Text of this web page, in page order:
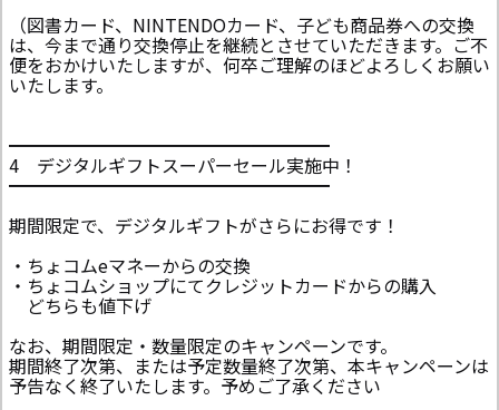
（図書カード、NINTENDOカード、子ども商品券への交換
は、今まで通り交換停止を継続とさせていただきます。ご不
便をおかけいたしますが、何卒ご理解のほどよろしくお願い
いたします。
━━━━━━━━━━━━━━━━━━
4 デジタルギフトスーパーセール実施中！
━━━━━━━━━━━━━━━━━━
期間限定で、デジタルギフトがさらにお得です！
・ちょコムeマネーからの交換
・ちょコムショップにてクレジットカードからの購入
どちらも値下げ
なお、期間限定・数量限定のキャンペーンです。
期間終了次第、または予定数量終了次第、本キャンペーンは
予告なく終了いたします。予めご了承ください